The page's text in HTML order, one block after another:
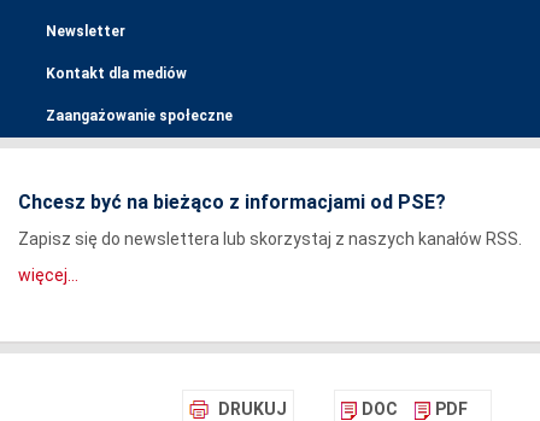
Newsletter
Kontakt dla mediów
Zaangażowanie społeczne
Chcesz być na bieżąco z informacjami od PSE?
Zapisz się do newslettera lub skorzystaj z naszych kanałów RSS.
więcej...
DRUKUJ DOC PDF